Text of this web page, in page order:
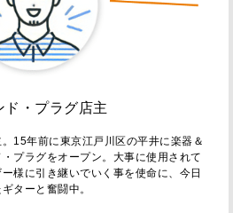
ド・プラグ店主
15年前に東京江戸川区の平井に楽器＆
プラグをオープン。大事に使用されて
様に引き継いでいく事を使命に、今日
ターと奮闘中。